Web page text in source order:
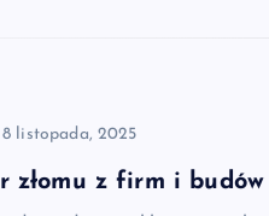
8 listopada, 2025
złomu z firm i budów